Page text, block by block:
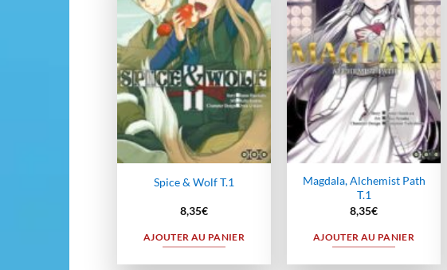
à la
wishlist
Spice & Wolf T.1
8,35€
AJOUTER AU PANIER
à la
wishlist
Magdala, Alchemist Path
T.1
8,35€
AJOUTER AU PANIER